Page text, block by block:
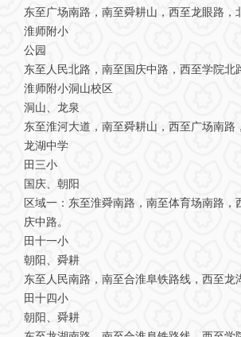
东至广场南路，南至舜耕山，西至龙眼路，
淮师附小
公园
东至人民北路，南至国庆中路，西至学院北
淮师附小洞山校区
洞山、龙泉
东至淮河大道，南至舜耕山，西至广场南路
龙湖中学
田三小
国庆、朝阳
区域一：东至淮舜南路，南至体育场南路
庆中路。
田十一小
朝阳、舜耕
东至人民南路，南至合淮阜铁路线，西至
田十四小
朝阳、舜耕